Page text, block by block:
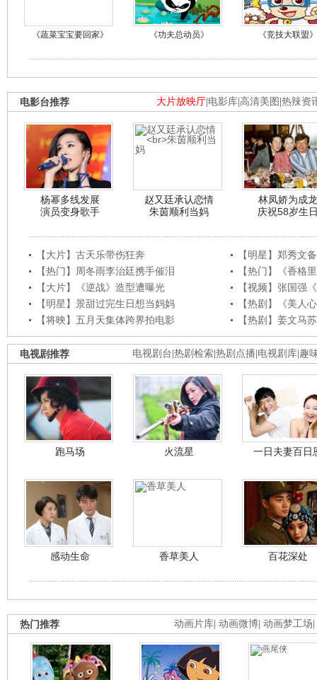
《蔬菜宝宝要回家》 《功夫总动员》 《竞技大联盟》
大片放映厅 电影库 高清美图 热辣资
电影台推荐
杨幂多线发展
演员变身歌手
赵又廷承认恋情
朱茵顺利当妈
林凤娇为成龙
庆祝58岁生
【大片】古天乐带伤狂奔
【明星】郑秀文
【热门】周冬雨李治廷携手催泪
【热门】《香格
【大片】《逆战》造型遭曝光
【视频】张国强
【明星】景甜过完生日想当妈妈
【热剧】《美人
【将映】五月天集体跨界拍电影
【热剧】姜文马
电视剧台 热剧检索 热剧点播 电视剧库 趣
电视剧推荐
跑马场 火流星 一日夫妻百日
感动生命 香草美人 百花深处
动画片库 动画微博 动画梦工场
热门推荐